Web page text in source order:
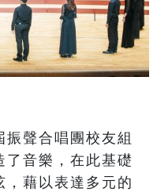
聲合唱團校友組
了音樂，在此基礎
，藉以表達多元的